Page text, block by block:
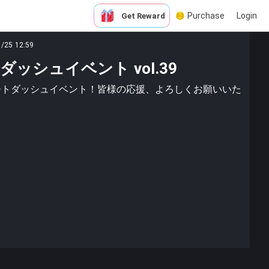
Get Reward Purchase Login
25 12:59
ッシュイベント vol.39
ダッシュイベント！皆様の応援、よろしくお願いいた